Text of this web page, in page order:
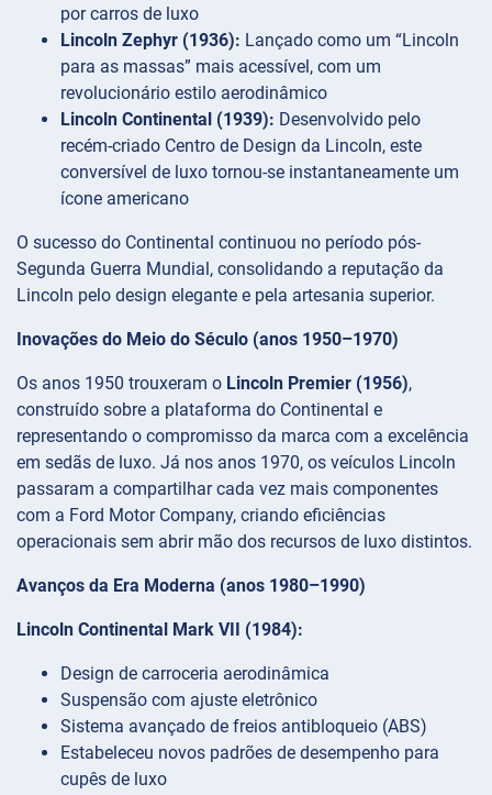
por carros de luxo
Lincoln Zephyr (1936): Lançado como um “Lincoln
para as massas” mais acessível, com um
revolucionário estilo aerodinâmico
Lincoln Continental (1939): Desenvolvido pelo
recém-criado Centro de Design da Lincoln, este
conversível de luxo tornou-se instantaneamente um
ícone americano
O sucesso do Continental continuou no período pós-
Segunda Guerra Mundial, consolidando a reputação da
Lincoln pelo design elegante e pela artesania superior.
Inovações do Meio do Século (anos 1950–1970)
Os anos 1950 trouxeram o Lincoln Premier (1956),
construído sobre a plataforma do Continental e
representando o compromisso da marca com a excelência
em sedãs de luxo. Já nos anos 1970, os veículos Lincoln
passaram a compartilhar cada vez mais componentes
com a Ford Motor Company, criando eficiências
operacionais sem abrir mão dos recursos de luxo distintos.
Avanços da Era Moderna (anos 1980–1990)
Lincoln Continental Mark VII (1984):
Design de carroceria aerodinâmica
Suspensão com ajuste eletrônico
Sistema avançado de freios antibloqueio (ABS)
Estabeleceu novos padrões de desempenho para
cupês de luxo